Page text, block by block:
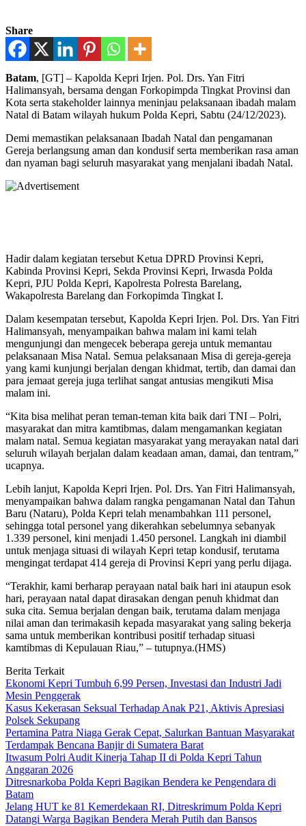
Share
Batam, [GT] – Kapolda Kepri Irjen. Pol. Drs. Yan Fitri
Halimansyah, bersama dengan Forkopimpda Tingkat Provinsi dan
Kota serta stakeholder lainnya meninjau pelaksanaan ibadah malam
Natal di Batam wilayah hukum Polda Kepri, Sabtu (24/12/2023).
Demi memastikan pelaksanaan Ibadah Natal dan pengamanan
Gereja berlangsung aman dan kondusif serta memberikan rasa aman
dan nyaman bagi seluruh masyarakat yang menjalani ibadah Natal.
Hadir dalam kegiatan tersebut Ketua DPRD Provinsi Kepri,
Kabinda Provinsi Kepri, Sekda Provinsi Kepri, Irwasda Polda
Kepri, PJU Polda Kepri, Kapolresta Polresta Barelang,
Wakapolresta Barelang dan Forkopimda Tingkat I.
Dalam kesempatan tersebut, Kapolda Kepri Irjen. Pol. Drs. Yan Fitri
Halimansyah, menyampaikan bahwa malam ini kami telah
mengunjungi dan mengecek beberapa gereja untuk memantau
pelaksanaan Misa Natal. Semua pelaksanaan Misa di gereja-gereja
yang kami kunjungi berjalan dengan khidmat, tertib, dan damai dan
para jemaat gereja juga terlihat sangat antusias mengikuti Misa
malam ini.
“Kita bisa melihat peran teman-teman kita baik dari TNI – Polri,
masyarakat dan mitra kamtibmas, dalam mengamankan kegiatan
malam natal. Semua kegiatan masyarakat yang merayakan natal dari
seluruh wilayah berjalan dalam keadaan aman, damai, dan tentram,”
ucapnya.
Lebih lanjut, Kapolda Kepri Irjen. Pol. Drs. Yan Fitri Halimansyah,
menyampaikan bahwa dalam rangka pengamanan Natal dan Tahun
Baru (Nataru), Polda Kepri telah menambahkan 111 personel,
sehingga total personel yang dikerahkan sebelumnya sebanyak
1.339 personel, kini menjadi 1.450 personel. Langkah ini diambil
untuk menjaga situasi di wilayah Kepri tetap kondusif, terutama
mengingat terdapat 414 gereja di Provinsi Kepri yang perlu dijaga.
“Terakhir, kami berharap perayaan natal baik hari ini ataupun esok
hari, perayaan natal dapat dirasakan dengan penuh khidmat dan
suka cita. Semua berjalan dengan baik, terutama dalam menjaga
nilai aman dan terimakasih kepada masyarakat yang saling bekerja
sama untuk memberikan kontribusi positif terhadap situasi
kamtibmas di Kepulauan Riau,” – tutupnya.(HMS)
Berita Terkait
Ekonomi Kepri Tumbuh 6,99 Persen, Investasi dan Industri Jadi
Mesin Penggerak
Kasus Kekerasan Seksual Terhadap Anak P21, Aktivis Apresiasi
Polsek Sekupang
Pertamina Patra Niaga Gerak Cepat, Salurkan Bantuan Masyarakat
Terdampak Bencana Banjir di Sumatera Barat
Itwasum Polri Audit Kinerja Tahap II di Polda Kepri Tahun
Anggaran 2026
Ditresnarkoba Polda Kepri Bagikan Bendera ke Pengendara di
Batam
Jelang HUT ke 81 Kemerdekaan RI, Ditreskrimum Polda Kepri
Datangi Warga Bagikan Bendera Merah Putih dan Bansos